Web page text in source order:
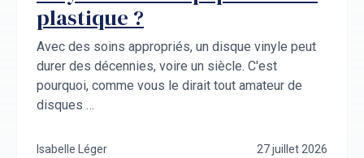
plastique ?
Avec des soins appropriés, un disque vinyle peut
durer des décennies, voire un siècle. C'est
pourquoi, comme vous le dirait tout amateur de
disques …
Isabelle Léger 27 juillet 2026